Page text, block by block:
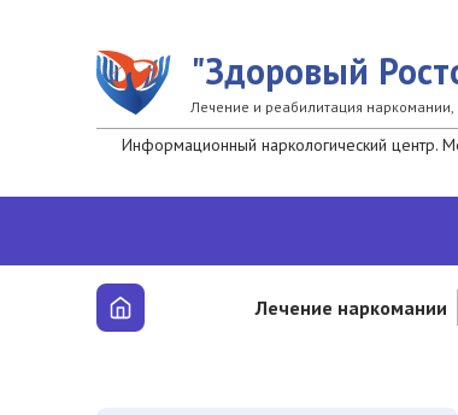
"Здоровый
Лечение и реабилитация наркомании,
Информационный наркологический центр.
Лечение наркомании